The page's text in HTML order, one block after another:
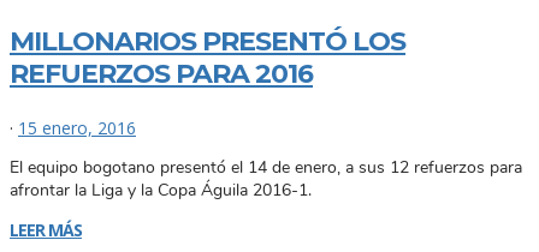
MILLONARIOS PRESENTÓ LOS
REFUERZOS PARA 2016
· 15 enero, 2016
El equipo bogotano presentó el 14 de enero, a sus 12 refuerzos para
afrontar la Liga y la Copa Águila 2016-1.
LEER MÁS